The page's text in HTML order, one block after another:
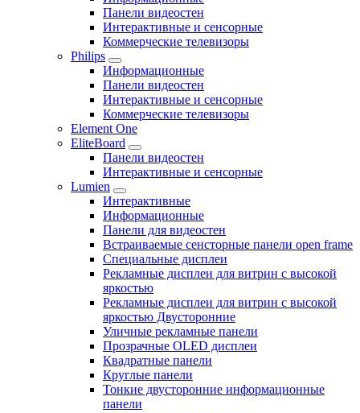
Панели видеостен
Интерактивные и сенсорные
Коммерческие телевизоры
Philips
Информационные
Панели видеостен
Интерактивные и сенсорные
Коммерческие телевизоры
Element One
EliteBoard
Панели видеостен
Интерактивные и сенсорные
Lumien
Интерактивные
Информационные
Панели для видеостен
Встраиваемые сенсторные панели open frame
Специальные дисплеи
Рекламные дисплеи для витрин с высокой
яркостью
Рекламные дисплеи для витрин с высокой
яркостью Двусторонние
Уличные рекламные панели
Прозрачные OLED дисплеи
Квадратные панели
Круглые панели
Тонкие двусторонние информационные
панели